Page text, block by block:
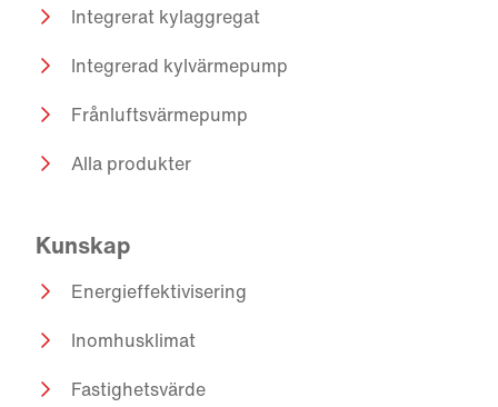
Integrerat kylaggregat
Integrerad kylvärmepump
Frånluftsvärmepump
Alla produkter
Kunskap
Energieffektivisering
Inomhusklimat
Fastighetsvärde